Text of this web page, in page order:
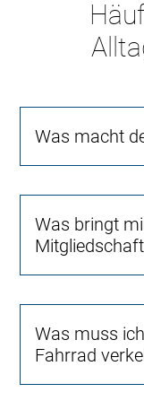
Was macht
Was bringt
Was muss
Fahrrad